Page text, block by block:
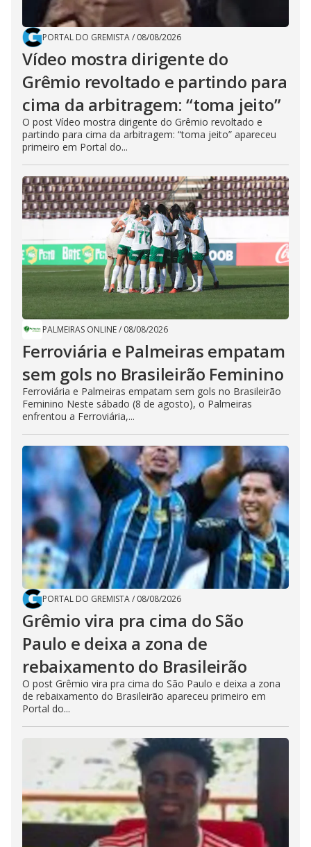
PORTAL DO GREMISTA/ 08/08/2026
Vídeo mostra dirigente do
Grêmio revoltado e partindo para
cima da arbitragem: “toma jeito”
O post Vídeo mostra dirigente do Grêmio revoltado e
partindo para cima da arbitragem: “toma jeito” apareceu
primeiro em Portal do...
PALMEIRAS ONLINE/ 08/08/2026
Ferroviária e Palmeiras empatam
sem gols no Brasileirão Feminino
Ferroviária e Palmeiras empatam sem gols no Brasileirão
Feminino Neste sábado (8 de agosto), o Palmeiras
enfrentou a Ferroviária,...
PORTAL DO GREMISTA/ 08/08/2026
Grêmio vira pra cima do São
Paulo e deixa a zona de
rebaixamento do Brasileirão
O post Grêmio vira pra cima do São Paulo e deixa a zona
de rebaixamento do Brasileirão apareceu primeiro em
Portal do...